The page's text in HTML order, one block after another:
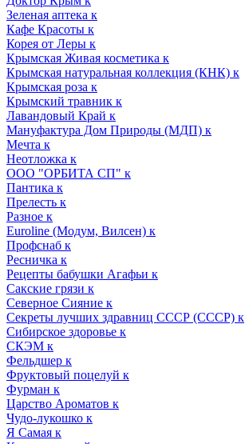
Зеленая аптека к
Кафе Красоты к
Корея от Леры к
Крымская Живая косметика к
Крымская натуральная коллекция (КНК) к
Крымская роза к
Крымский травник к
Лавандовый Край к
Мануфактура Дом Природы (МДП) к
Мечта к
Неотложка к
ООО "ОРБИТА СП" к
Пантика к
Прелесть к
Разное к
Euroline (Модум, Вилсен) к
Профснаб к
Ресничка к
Рецепты бабушки Агафьи к
Сакские грязи к
Северное Сияние к
Секреты лучших здравниц СССР (СССР) к
Сибирское здоровье к
СКЭМ к
Фельдшер к
Фруктовый поцелуй к
Фурман к
Царство Ароматов к
Чудо-лукошко к
Я Самая к